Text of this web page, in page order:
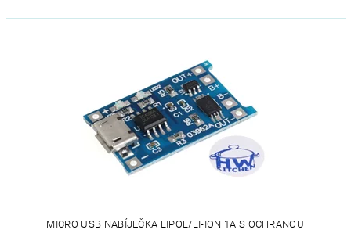
MICRO USB NABÍJEČKA LIPOL/LI-ION 1A S OCHRANOU